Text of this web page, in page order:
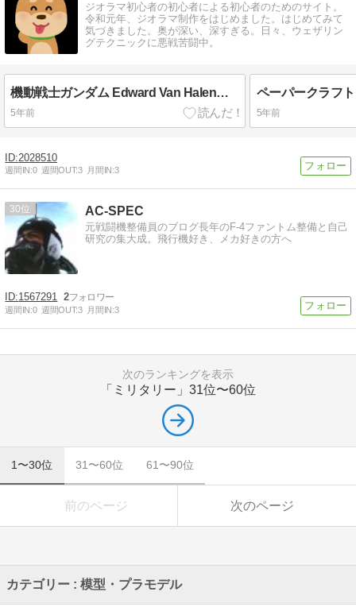
ジオラマ初心者の初心者による初心者のためのサイト。
令和元年、ジオラマ制作をはじめました。はじめてみて
気づきました。奥が深い、深すぎる。日々、ウェザリン
グテクニックに悪戦苦闘中。
機動戦士ガンダム Edward Van Halen専用機
5年前 5年前
2028510
週間IN:0 週間OUT:3 月間IN:3
30 AC-SPEC
元戦闘機整備員のブログ長年のF-4ファントム整備と自己
研究の集大成。飛行機好き、メカ好きの方へ
1567291 2
週間IN:0 週間OUT:3 月間IN:3
次のランキングを表示
「ミリタリー」 31位〜60位
1〜30位 31〜60位 61〜90位
前のページ 次のページ
カテゴリー : 模型・プラモデル